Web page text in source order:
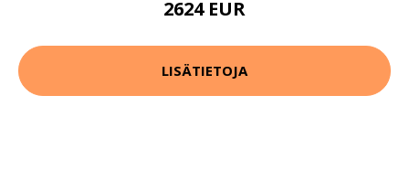
2624 EUR
LISÄTIETOJA